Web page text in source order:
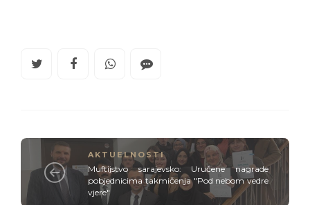
AKTUELNOSTI
Muftijstvo sarajevsko: Uručene nagrade
pobjednicima takmičenja "Pod nebom vedre
vjere"